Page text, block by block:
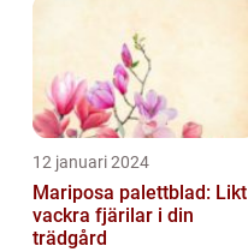
12 januari 2024
Mariposa palettblad: Likt
vackra fjärilar i din
trädgård